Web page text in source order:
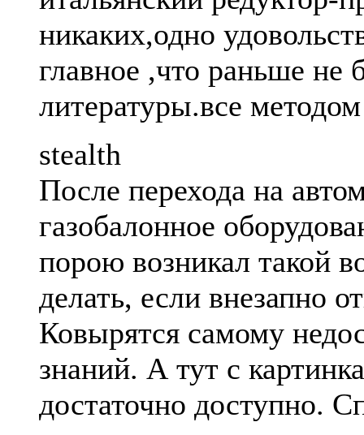
никаких,одно
главное ,что раньше не
литературы.все
stealth
После перехода на
газобалонное
порою возникал такой
делать, если внезапно
Ковырятся самому
знаний. А тут с
достаточно доступно.